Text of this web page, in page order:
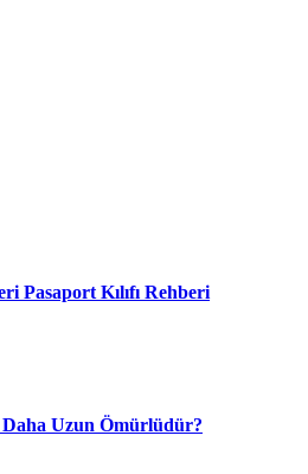
Pasaport Kılıfı Rehberi
Uzun Ömürlüdür?